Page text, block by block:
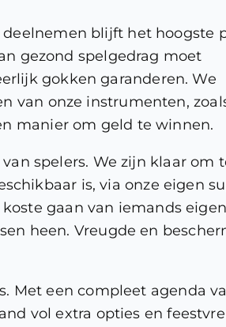
blijft het hoogste
gezond spelgedrag moet
gokken garanderen. We
van onze instrumenten,
manier om geld te winnen.
spelers. We zijn klaar om
is, via onze eigen
gaan van iemands
heen. Vreugde en
Met een compleet agenda
vol extra opties en